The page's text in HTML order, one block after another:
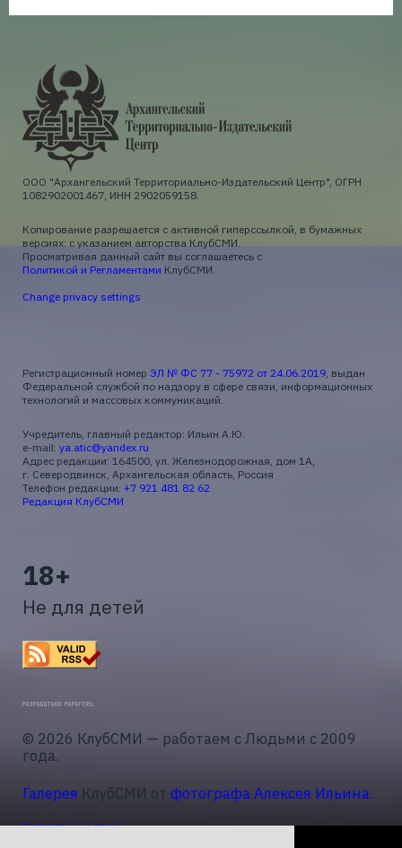
ООО "Архангельский Территориально-Издательский Центр", ОГРН
1082902001467, ИНН 2902059158.
Копирование разрешается с активной гиперссылкой, в бумажных
версиях: с указанием авторства КлубСМИ.
Просматривая данный сайт вы соглашаетесь с
Политикой и Регламентами КлубСМИ.
Change privacy settings
Регистрационный номер ЭЛ № ФС 77 - 75972 от 24.06.2019 , выдан
Федеральной службой по надзору в сфере связи, информационных
технологий и массовых коммуникаций.
Учредитель, главный редактор: Ильин А.Ю.
e-mail: ya.atic@yandex.ru
Адрес редакции: 164500, ул. Железнодорожная, дом 1А,
г. Северодвинск, Архангельская область, Россия
Телефон редакции: +7 921 481 82 62
Редакция КлубСМИ
18+
Не для детей
© 2026 КлубСМИ — работаем с Людьми с 2009
года.
Галерея КлубСМИ от фотографа Алексея Ильина.
Актуальные темы